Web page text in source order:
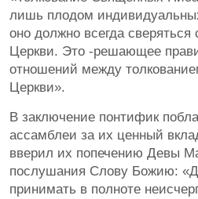
лишь плодом
оно должно всегда
Церкви. Это -решающее
отношений между
Церкви».
В заключение понтифик
ассамблеи за их ценный
вверил их попечению Девы
послушания Слову Божию:
принимать в полноте